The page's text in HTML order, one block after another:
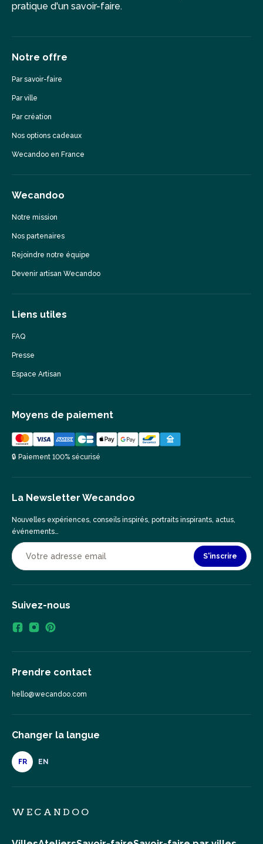
pratique d'un savoir-faire.
Notre offre
Par savoir-faire
Par ville
Par création
Nos options cadeaux
Wecandoo en France
Wecandoo
Notre mission
Nos partenaires
Rejoindre notre équipe
Devenir artisan Wecandoo
Liens utiles
FAQ
Presse
Espace Artisan
Moyens de paiement
🔒 Paiement 100% sécurisé
La Newsletter Wecandoo
Nouvelles expériences, conseils inspirés, portraits inspirants, actus,
événements…
S'inscrire
Suivez-nous
Prendre contact
hello@wecandoo.com
Changer la langue
FR EN
WECANDOO